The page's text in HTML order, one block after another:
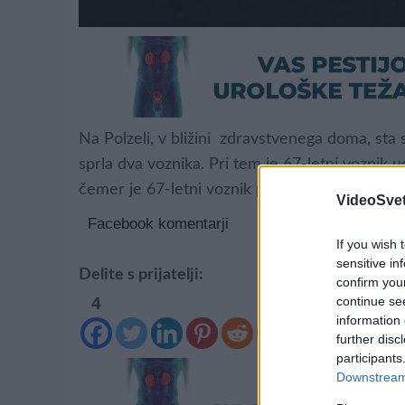
If you wish
sensitive
confirm
continue
information
further
Na Polzeli, v bližini zdravstvenega doma,
sprla dva voznika. Pri tem je 67-letni voznik
čemer je 67-letni voznik padel in se izredno
Facebook komentarji
Delite s prijatelji:
4